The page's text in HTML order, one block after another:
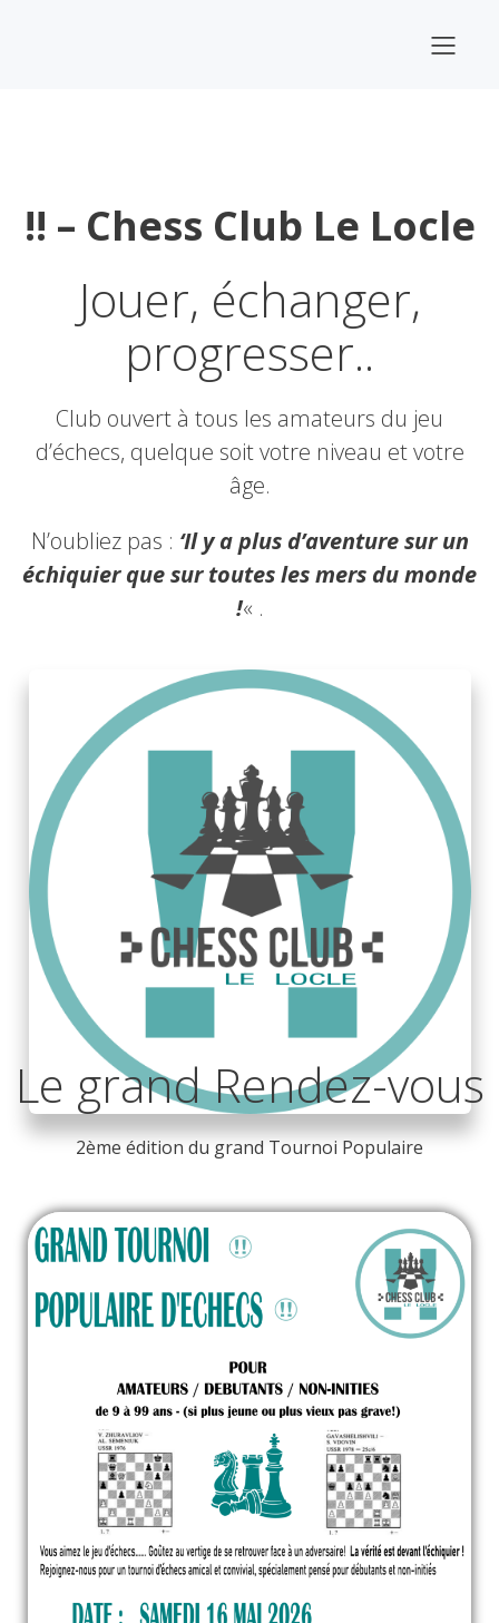
!! – Chess Club Le Locle
Jouer, échanger,
progresser..
Club ouvert à tous les amateurs du jeu
d’échecs, quelque soit votre niveau et votre
âge.
N’oubliez pas : ‘Il y a plus d’aventure sur un
échiquier que sur toutes les mers du monde
!« .
Le grand Rendez-vous
2ème édition du grand Tournoi Populaire